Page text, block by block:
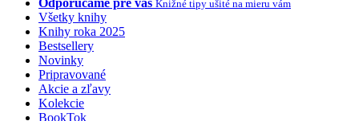
Odporúčame pre vás Knižné tipy ušité na mieru vám
Všetky knihy
Knihy roka 2025
Bestsellery
Novinky
Pripravované
Akcie a zľavy
Kolekcie
BookTok